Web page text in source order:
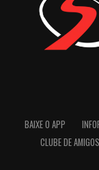
BAIXE O APP
CLUBE DE AMIGOS